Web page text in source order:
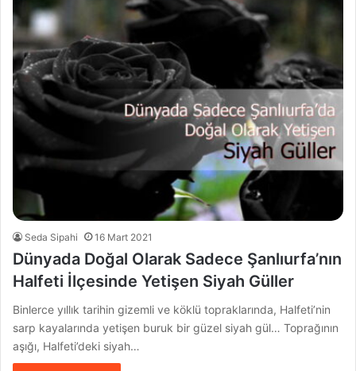
Seda Sipahi 16 Mart 2021
Dünyada Doğal Olarak Sadece Şanlıurfa’nın
Halfeti İlçesinde Yetişen Siyah Güller
Binlerce yıllık tarihin gizemli ve köklü topraklarında, Halfeti’nin
sarp kayalarında yetişen buruk bir güzel siyah gül… Toprağının
aşığı, Halfeti’deki siyah…